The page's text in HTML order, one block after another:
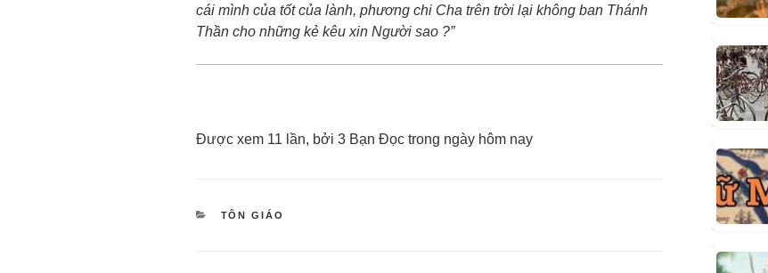
cái mình của tốt của lành, phương chi Cha trên trời lại không ban Thánh
Thần cho những kẻ kêu xin Người sao ?”
Được xem 11 lần, bởi 3 Bạn Đọc trong ngày hôm nay
TÔN GIÁO